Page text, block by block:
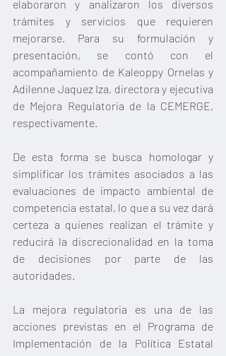
elaboraron y analizaron los diversos
trámites y servicios que requieren
mejorarse. Para su formulación y
presentación, se contó con el
acompañamiento de Kaleoppy Ornelas y
Adilenne Jaquez Iza, directora y ejecutiva
de Mejora Regulatoria de la CEMERGE,
respectivamente.
De esta forma se busca homologar y
simplificar los trámites asociados a las
evaluaciones de impacto ambiental de
competencia estatal, lo que a su vez dará
certeza a quienes realizan el trámite y
reducirá la discrecionalidad en la toma
de decisiones por parte de las
autoridades.
La mejora regulatoria es una de las
acciones previstas en el Programa de
Implementación de la Política Estatal